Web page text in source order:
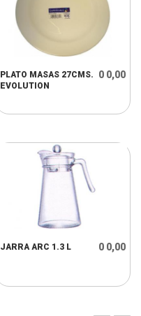
PLATO MASAS 27CMS.
EVOLUTION
0 0,00
JARRA ARC 1.3 L 0 0,00